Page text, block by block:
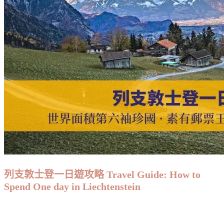
列支敦士登一日遊攻略 Travel Guide: How to
Spend One day in Liechtenstein